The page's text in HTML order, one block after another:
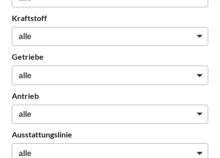
Neuwagen
Kraftstoff
Getriebe
Antrieb
Ausstattungslinie